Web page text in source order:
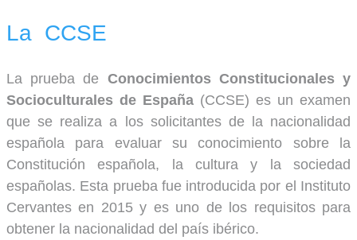
La CCSE
La prueba de Conocimientos Constitucionales y
Socioculturales de España (CCSE) es un examen
que se realiza a los solicitantes de la nacionalidad
española para evaluar su conocimiento sobre la
Constitución española, la cultura y la sociedad
españolas. Esta prueba fue introducida por el Instituto
Cervantes en 2015 y es uno de los requisitos para
obtener la nacionalidad del país ibérico.